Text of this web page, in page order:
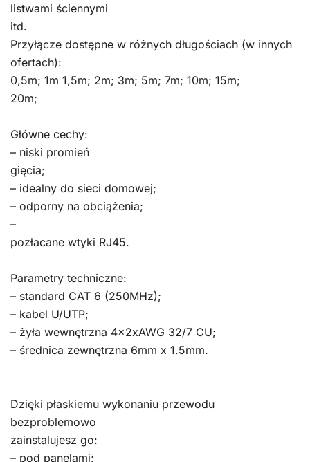
listwami ściennymi
itd.
Przyłącze dostępne w różnych długościach (w innych
ofertach):
0,5m; 1m 1,5m; 2m; 3m; 5m; 7m; 10m; 15m;
20m;
Główne cechy:
– niski promień
gięcia;
– idealny do sieci domowej;
– odporny na obciążenia;
–
pozłacane wtyki RJ45.
Parametry techniczne:
– standard CAT 6 (250MHz);
– kabel U/UTP;
– żyła wewnętrzna 4x2xAWG 32/7 CU;
– średnica zewnętrzna 6mm x 1.5mm.
Dzięki płaskiemu wykonaniu przewodu
bezproblemowo
zainstalujesz go:
– pod panelami;